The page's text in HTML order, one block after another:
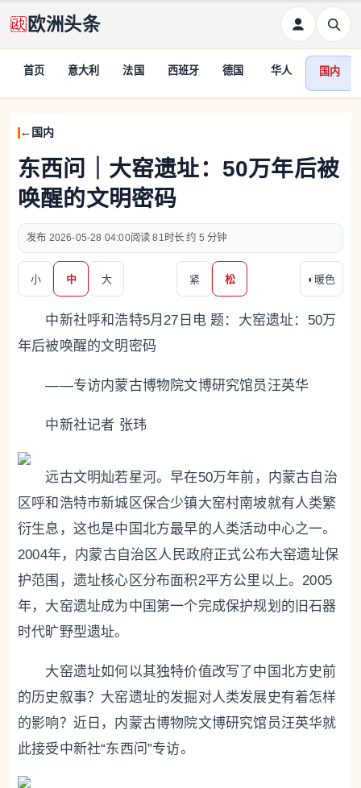
欧洲头条
首页 意大利 法国 西班牙 德国 华人 国内
国内
东西问｜大窑遗址：50万年后被
唤醒的文明密码
2026-05-28 04:00 81 约 5 分钟
小 中 大 紧 松 ◐ 暖色
中新社呼和浩特5月27日电 题：大窑遗址：50万
年后被唤醒的文明密码
——专访内蒙古博物院文博研究馆员汪英华
中新社记者 张玮
远古文明灿若星河。早在50万年前，内蒙古自治
区呼和浩特市新城区保合少镇大窑村南坡就有人类繁
衍生息，这也是中国北方最早的人类活动中心之一。
2004年，内蒙古自治区人民政府正式公布大窑遗址保
护范围，遗址核心区分布面积2平方公里以上。2005
年，大窑遗址成为中国第一个完成保护规划的旧石器
时代旷野型遗址。
大窑遗址如何以其独特价值改写了中国北方史前
的历史叙事？大窑遗址的发掘对人类发展史有着怎样
的影响？近日，内蒙古博物院文博研究馆员汪英华就
此接受中新社“东西问”专访。